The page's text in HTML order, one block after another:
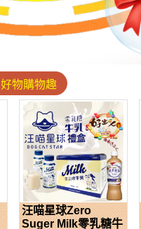
好物購物趣
汪喵星球Zero
Suger Milk零乳糖牛